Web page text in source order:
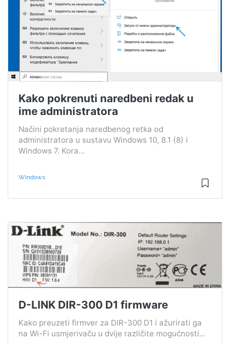
Kako pokrenuti naredbeni redak u
ime administratora
Načini pokretanja naredbenog retka od
administratora u sustavu Windows 10, 8.1 (8) i
Windows 7. Kora...
Windows
D-LINK DIR-300 D1 firmware
Kako preuzeti firmver za DIR-300 D1 i ažurirati ga
na Wi-Fi usmjerivaču u dvije različite mogućnosti...